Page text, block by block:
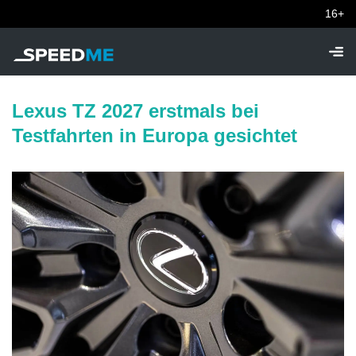
16+
Lexus TZ 2027 erstmals bei
Testfahrten in Europa gesichtet